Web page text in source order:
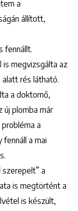
a
állított,
fennállt.
is megvizsgálta az
rés látható.
a doktornő,
új plomba már
a
a mai
a
is megtörtént a
is készült,